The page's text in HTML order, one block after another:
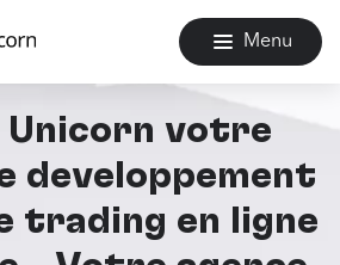
Menu
Unicorn votre
développement
trading en ligne